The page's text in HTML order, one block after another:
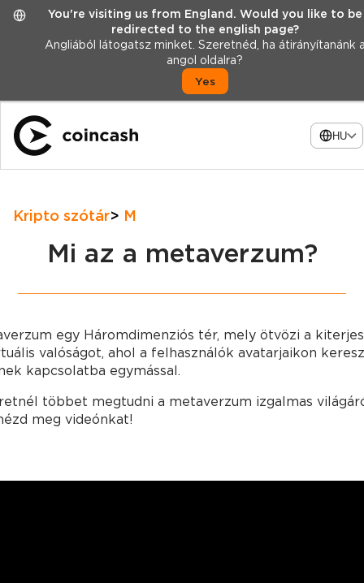
You're visiting us from England. Would you like to be
redirected to the english page?
Angliából látogatsz minket. Szeretnéd, ha átirányítanánk
angol oldalra?
Yes
HU
Kripto szótár M
Mi az a metaverzum?
egy Háromdimenziós tér, mely ötvözi a
valóságot, ahol a felhasználók avatarjaikon
kapcsolatba egymással.
többet megtudni a metaverzum izgalmas
meg videónkat!